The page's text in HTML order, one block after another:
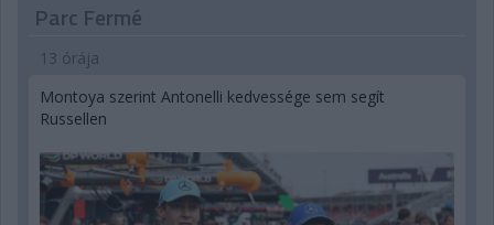
Parc Fermé
13 órája
Montoya szerint Antonelli kedvessége sem segít
Russellen